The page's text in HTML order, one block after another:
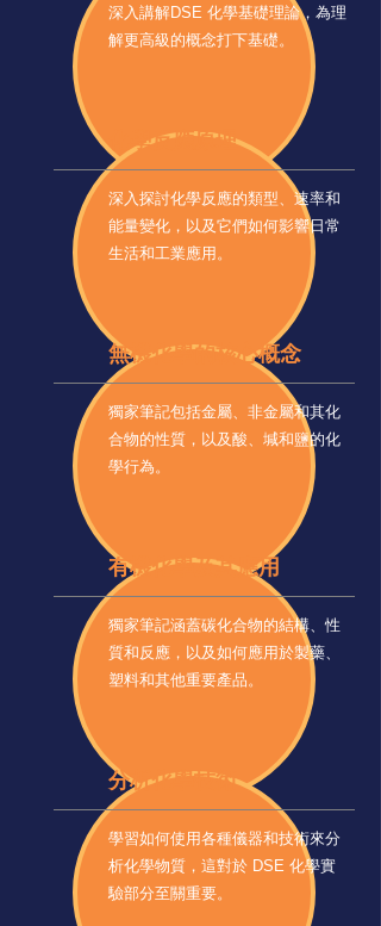
深入講解DSE 化學基礎理論，為理
解更高級的概念打下基礎。
化學反應原理
深入探討化學反應的類型、速率和
能量變化，以及它們如何影響日常
生活和工業應用。
無機化學的核心概念
獨家筆記包括金屬、非金屬和其化
合物的性質，以及酸、堿和鹽的化
學行為。
有機化學及其應用
獨家筆記涵蓋碳化合物的結構、性
質和反應，以及如何應用於製藥、
塑料和其他重要產品。
分析化學技術
學習如何使用各種儀器和技術來分
析化學物質，這對於 DSE 化學實
驗部分至關重要。